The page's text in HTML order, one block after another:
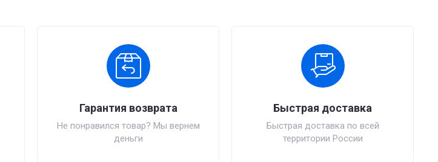
Гарантия возврата
Не понравился товар? Мы вернем
деньги
Быстрая доставка
Быстрая доставка по всей
территории России